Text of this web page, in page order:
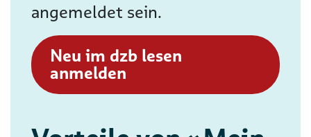
angemeldet sein.
Neu im dzb lesen
anmelden